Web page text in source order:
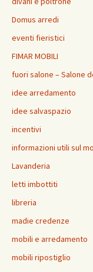
Domus arredi
eventi fieristici
FIMAR MOBILI
fuori salone – Salone
idee arredamento
idee salvaspazio
incentivi
informazioni utili sul
Lavanderia
letti imbottiti
libreria
madie credenze
mobili e arredamento
mobili ripostiglio